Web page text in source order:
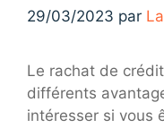
29/03/2023 par
Le rachat de
différents
intéresser si vous